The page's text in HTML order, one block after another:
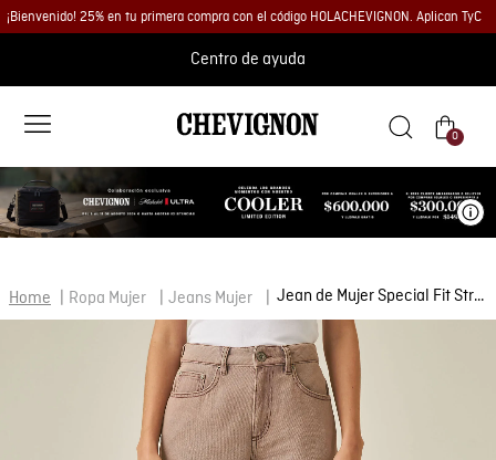
¡Bienvenido! 25% en tu primera compra con el código HOLACHEVIGNON. Aplican TyC
Centro de ayuda
0
Ropa Mujer Jeans Mujer Jean de Mujer Special Fit Straight Tiro Super Alto Lavado Crudo Marfil en Algodón